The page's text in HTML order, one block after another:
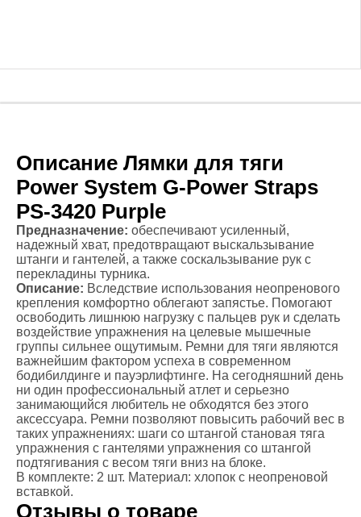
Описание Лямки для тяги
Power System G-Power Straps
PS-3420 Purple
Предназначение: обеспечивают усиленный,
надежный хват, предотвращают выскальзывание
штанги и гантелей, а также соскальзывание рук с
перекладины турника.
Описание: Вследствие использования неопренового
крепления комфортно облегают запястье. Помогают
освободить лишнюю нагрузку с пальцев рук и сделать
воздействие упражнения на целевые мышечные
группы сильнее ощутимым. Ремни для тяги являются
важнейшим фактором успеха в современном
бодибилдинге и пауэрлифтинге. На сегодняшний день
ни один профессиональный атлет и серьезно
занимающийся любитель не обходятся без этого
аксессуара. Ремни позволяют повысить рабочий вес в
таких упражнениях: шаги со штангой становая тяга
упражнения с гантелями упражнения со штангой
подтягивания с весом тяги вниз на блоке.
В комплекте: 2 шт. Материал: хлопок с неопреновой
вставкой.
Отзывы о товаре